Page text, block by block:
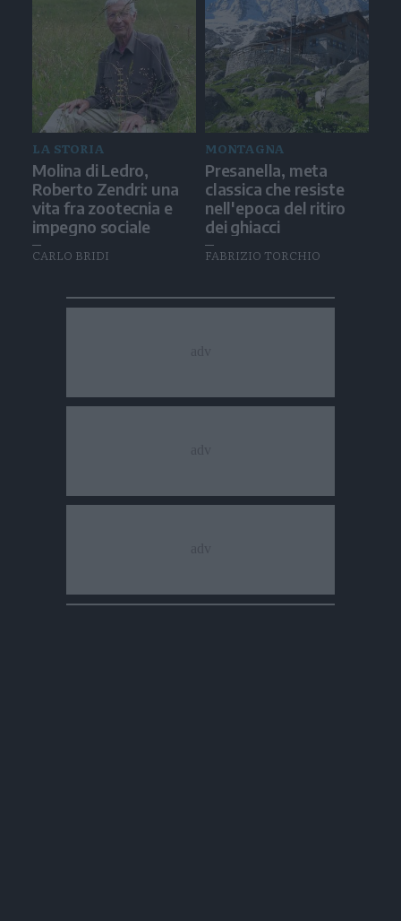
LA STORIA
Molina di Ledro,
Roberto Zendri: una
vita fra zootecnia e
impegno sociale
CARLO BRIDI
MONTAGNA
Presanella, meta
classica che resiste
nell'epoca del ritiro
dei ghiacci
FABRIZIO TORCHIO